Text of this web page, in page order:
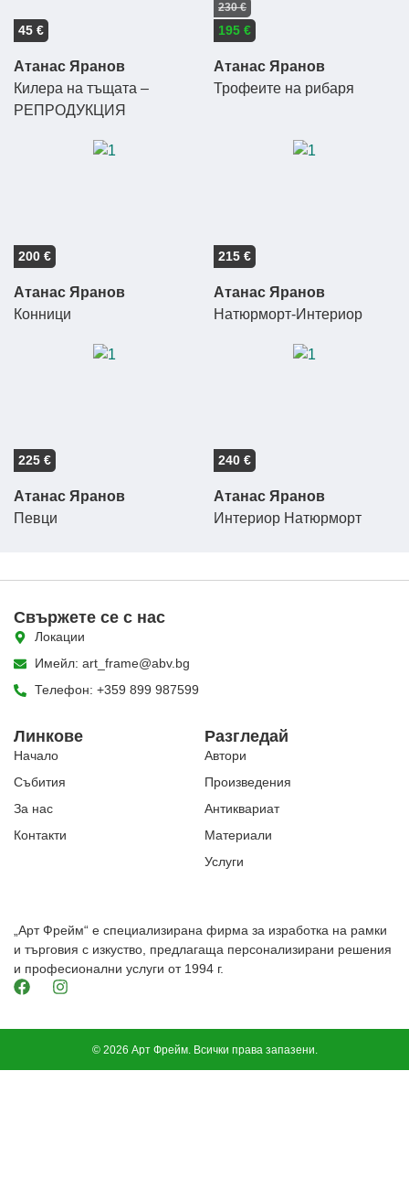
45 €
Атанас Яранов
Килера на тъщата –
РЕПРОДУКЦИЯ
230 €
195 €
Атанас Яранов
Трофеите на рибаря
200 €
Атанас Яранов
Конници
215 €
Атанас Яранов
Натюрморт-Интериор
225 €
Атанас Яранов
Певци
240 €
Атанас Яранов
Интериор Натюрморт
„Арт Фрейм“ е специализирана фирма за изработка на рамки
и търговия с изкуство, предлагаща персонализирани решения
и професионални услуги от 1994 г.
Разгледай
Автори
Произведения
Антиквариат
Материали
Услуги
Линкове
Начало
Събития
За нас
Контакти
Свържете се с нас
Локации
Имейл: art_frame@abv.bg
Телефон: +359 899 987599
© 2026 Арт Фрейм. Всички права запазени.